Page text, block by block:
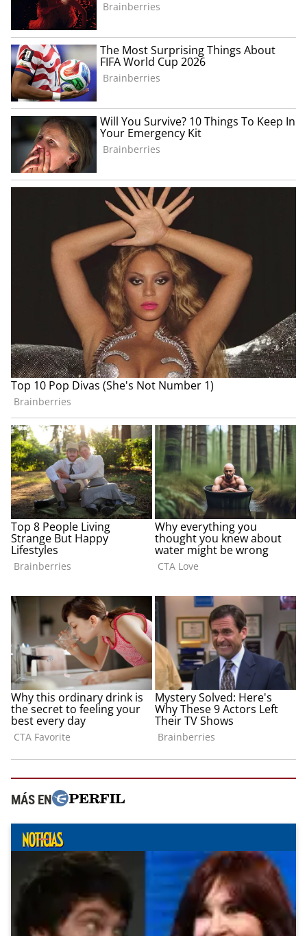
MÁS EN